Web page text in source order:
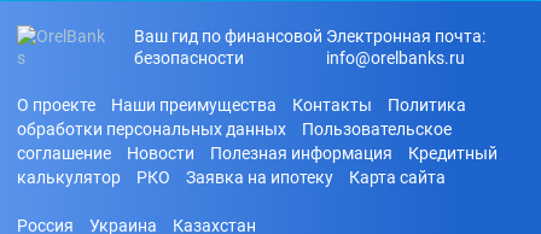
Ваш гид по финансовой
безопасности
Электронная почта:
info@orelbanks.ru
О проекте Наши преимущества Контакты
Политика
обработки персональных данных
Пользовательское
соглашение
Новости Полезная информация
Кредитный
калькулятор
РКО Заявка на ипотеку Карта сайта
Россия Украина Казахстан